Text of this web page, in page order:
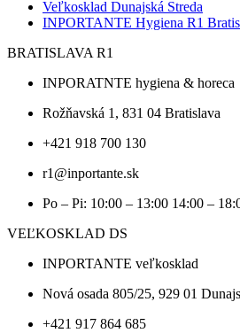
ks]Veľkosklad Dunajská Streda
INPORTANTE Hygiena R1
BRATISLAVA R1
INPORATNTE hygiena & horeca
Rožňavská 1, 831 04 Bratislava
+421 918 700 130
r1@inportante.sk
Po – Pi: 10:00 – 13:00 14:00 –
VEĽKOSKLAD DS
INPORTANTE veľkosklad
Nová osada 805/25, 929 01
+421 917 864 685